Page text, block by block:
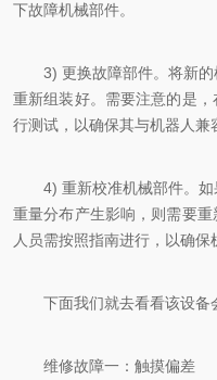
下故障机械部件。
3) 更换故障部件。将新的
重新组装好。需要注意的是
行测试，以确保其与机器人兼
4) 重新校准机械部件。如
重量分布产生影响，则需要
人员需按照指南进行，以确保
下面我们就去看看该设备
维修故障一：触摸偏差